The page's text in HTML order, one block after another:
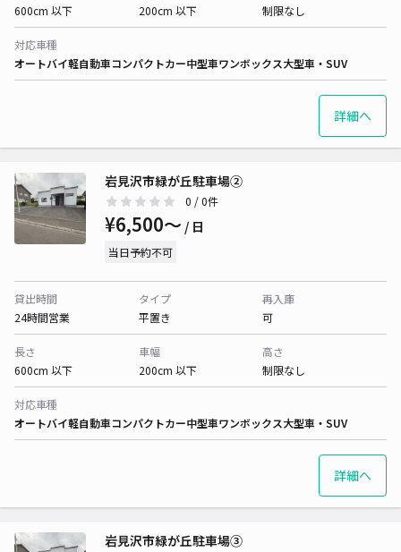
600cm 以下
200cm 以下
制限なし
対応車種
オートバイ軽自動車コンパクトカー中型車ワンボックス大型車・SUV
詳細へ
岩見沢市緑が丘駐車場②
0 / 0件
¥6,500〜 / 日
当日予約不可
貸出時間
24時間営業
タイプ
平置き
再入庫
可
長さ
600cm 以下
車幅
200cm 以下
高さ
制限なし
対応車種
オートバイ軽自動車コンパクトカー中型車ワンボックス大型車・SUV
詳細へ
岩見沢市緑が丘駐車場③